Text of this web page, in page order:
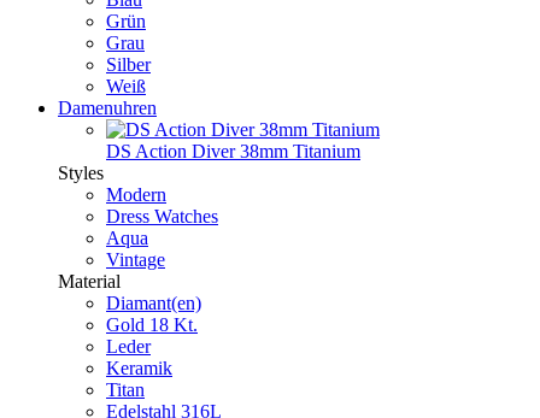
Grün
Grau
Silber
Weiß
Damenuhren
DS Action Diver 38mm Titanium
Styles
Modern
Dress Watches
Aqua
Vintage
Material
Diamant(en)
Gold 18 Kt.
Leder
Keramik
Titan
Edelstahl 316L